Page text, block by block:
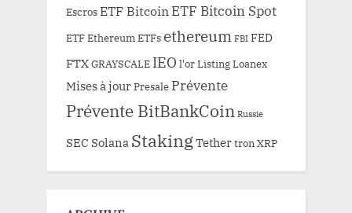
EscrosETF Bitcoin ETF Bitcoin Spot
ETF Ethereum ETFs ethereum FBI FED
FTXGRAYSCALE IEO l'orListingLoanex
Mises à jourPresale Prévente
Prévente BitBankCoin Russie
SEC Solana StakingTethertron XRP